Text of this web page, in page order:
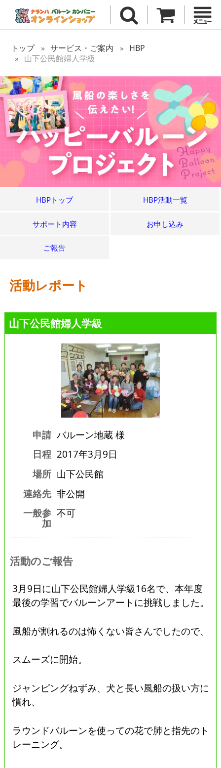
トップ サービス・ご案内
HBP
山下公民館婦人学級
HBPトップ HBP活動一覧
サポート内容 お申し込み
ご報告
活動レポート
山下公民館婦人学級
申請 バルーン地蔵 様
日程 2017年3月9日
場所 山下公民館
連絡先 非公開
一般参
加
不可
活動のご報告
3月9日に山下公民館婦人学級16名で、本年度
最後の学習でバルーンアートに挑戦しました。
風船が割れるのは怖くない皆さんでしたので、
スムーズに開始。
ジャンピングねずみ、犬と長い風船の扱い方に
慣れ、
ラウンドバルーンを使っての花で肺と指先のト
レーニング。